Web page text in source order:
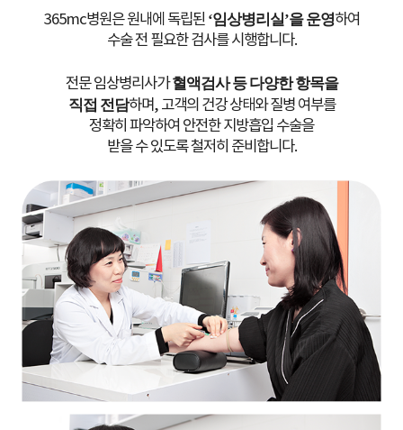
로그램 덕분인지 멍도 적고 회복이 빨랐어요 지방흡입전문병원은 확
실히 다르네요
팔
SNS 후기보다 직접 경험이 훨씬 확실했어요
SNS후기보가 직접 경험이 훨씬 확실했어요 상담부터 병원시설부터
전문시스템까지 진짜 병원급이라는게 느껴졌어요
복부
대용량 지방흡입도 안전하게 수술했어요
365mc병원은 원내에 독립된 ‘임상병리실’을 운영하여
수술 전 필요한 검사를 시행합니다.
전문 임상병리사가혈액검사 등 다양한 항목을
직접 전담하며, 고객의 건강 상태와 질병 여부를
정확히 파악하여 안전한 지방흡입 수술을
받을 수 있도록 철저히 준비합니다.